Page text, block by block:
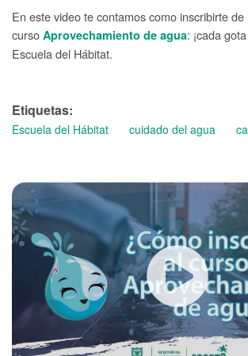
En este video te contamos como inscribirte
curso Aprovechamiento de agua: ¡cada
Escuela del Hábitat.
Etiquetas
Escuela del Hábitat cuidado del agua